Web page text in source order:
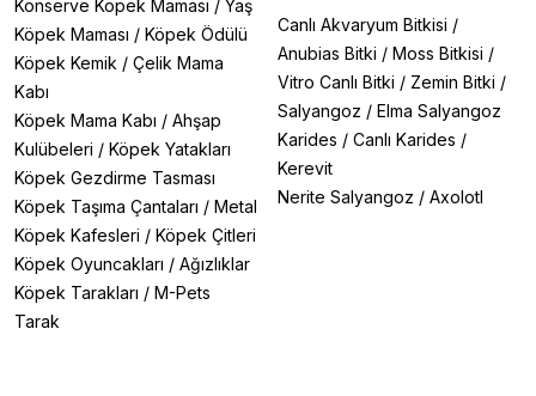
Konserve Köpek Maması / Yaş
Köpek Maması / Köpek Ödülü
Köpek Kemik / Çelik Mama
Kabı
Köpek Mama Kabı / Ahşap
Kulübeleri / Köpek Yatakları
Köpek Gezdirme Tasması
Köpek Taşıma Çantaları / Metal
Köpek Kafesleri / Köpek Çitleri
Köpek Oyuncakları / Ağızlıklar
Köpek Tarakları / M-Pets
Tarak
Canlı Akvaryum Bitkisi /
Anubias Bitki / Moss Bitkisi /
Vitro Canlı Bitki / Zemin Bitki /
Salyangoz / Elma Salyangoz
Karides / Canlı Karides /
Kerevit
Nerite Salyangoz / Axolotl